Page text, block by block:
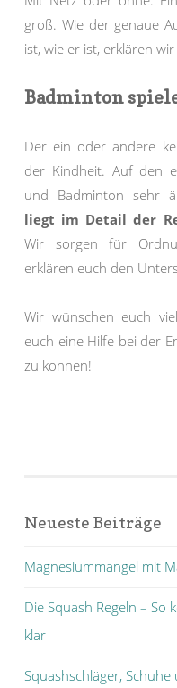
groß. Wie der genaue
ist, wie er ist, erklären
Badminton
Der ein oder andere
der Kindheit. Auf den
und Badminton sehr
liegt im Detail der
Wir sorgen für
erklären euch den
Wir wünschen euch
euch eine Hilfe bei der
zu können!
Neueste Beiträge
Magnesiummangel mit
Die Squash Regeln – So
klar
Squashschläger,